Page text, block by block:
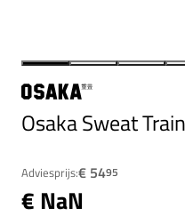
Osaka Sweat
Adviesprijs:€ 5495
€ NaN